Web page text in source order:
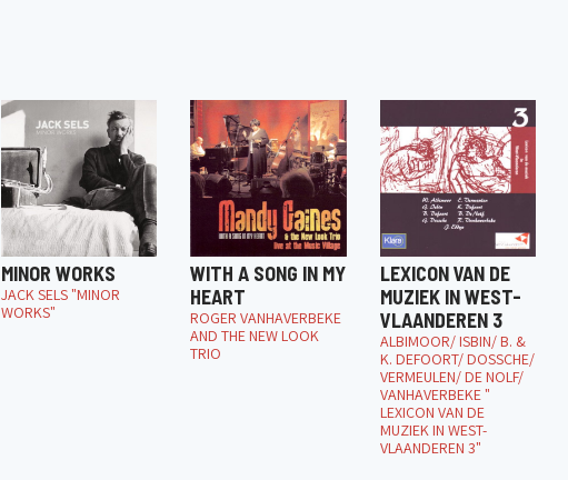
MINOR WORKS
JACK SELS "MINOR
WORKS"
WITH A SONG IN MY
HEART
ROGER VANHAVERBEKE
AND THE NEW LOOK
TRIO
LEXICON VAN DE
MUZIEK IN WEST-
VLAANDEREN 3
ALBIMOOR/ ISBIN/ B. &
K. DEFOORT/ DOSSCHE/
VERMEULEN/ DE NOLF/
VANHAVERBEKE "
LEXICON VAN DE
MUZIEK IN WEST-
VLAANDEREN 3"